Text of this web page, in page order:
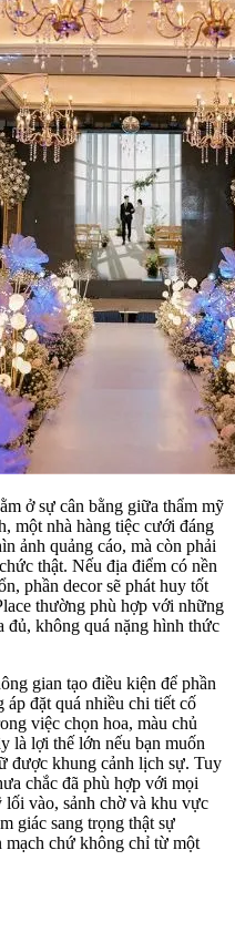
ở sự cân bằng giữa thẩm mỹ
một nhà hàng tiệc cưới đáng
ảnh quảng cáo, mà còn phải
thật. Nếu địa điểm có nền
phần decor sẽ phát huy tốt
thường phù hợp với những
đủ, không quá nặng hình thức
gian tạo điều kiện để phần
áp đặt quá nhiều chi tiết cố
việc chọn hoa, màu chủ
là lợi thế lớn nếu bạn muốn
được khung cảnh lịch sự. Tuy
chắc đã phù hợp với mọi
vào, sảnh chờ và khu vực
giác sang trọng thật sự
chứ không chỉ từ một